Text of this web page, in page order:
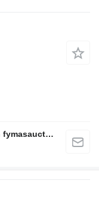
Fymas Auctions ApS – visit the auction fymasauctions.dk